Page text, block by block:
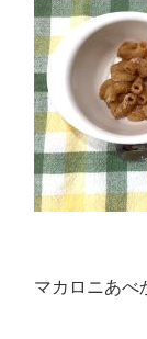
マカロニあべ